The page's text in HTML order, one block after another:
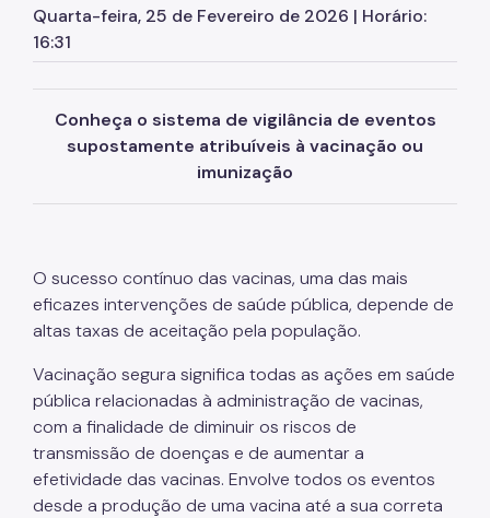
Participação Social
Postos de Vacinação
Vacinas de A a Z
Quarta-feira, 25 de Fevereiro de 2026 | Horário:
16:31
Conheça o sistema de vigilância de eventos
supostamente atribuíveis à vacinação ou
imunização
O sucesso contínuo das vacinas, uma das mais
eficazes intervenções de saúde pública, depende de
altas taxas de aceitação pela população.
Vacinação segura significa todas as ações em saúde
pública relacionadas à administração de vacinas,
com a finalidade de diminuir os riscos de
transmissão de doenças e de aumentar a
efetividade das vacinas. Envolve todos os eventos
desde a produção de uma vacina até a sua correta